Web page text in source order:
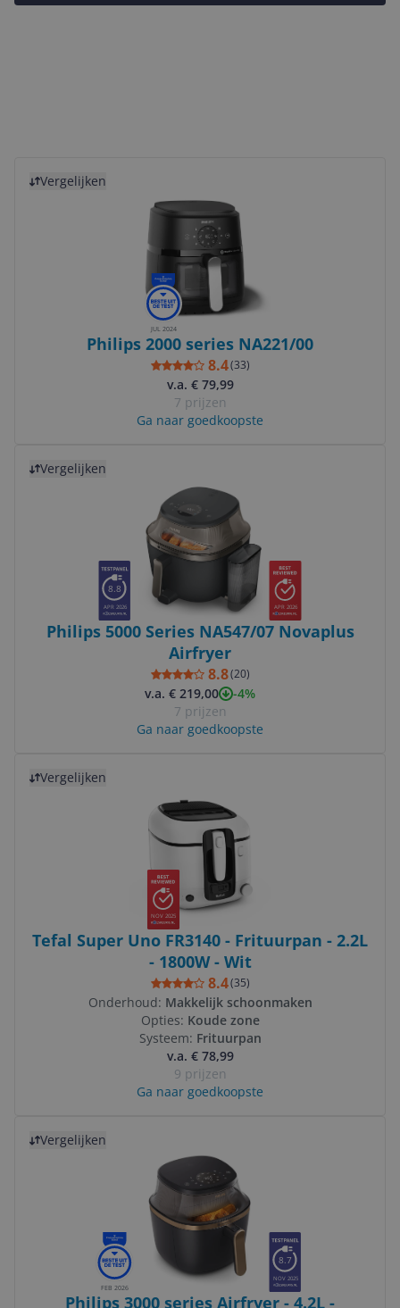
Vergelijken
JUL 2024
Philips 2000 series NA221/00
8.4(33)
v.a. € 79,99
7 prijzen
Ga naar goedkoopste
Vergelijken
8.8
APR 2026 APR 2026
Philips 5000 Series NA547/07 Novaplus
Airfryer
8.8(20)
v.a. € 219,00
-4%
7 prijzen
Ga naar goedkoopste
Vergelijken
NOV 2025
Tefal Super Uno FR3140 - Frituurpan - 2.2L
- 1800W - Wit
8.4(35)
Onderhoud: Makkelijk schoonmaken
Opties: Koude zone
Systeem: Frituurpan
v.a. € 78,99
9 prijzen
Ga naar goedkoopste
Vergelijken
FEB 2026
8.7
NOV 2025
Philips 3000 series Airfryer - 4.2L -